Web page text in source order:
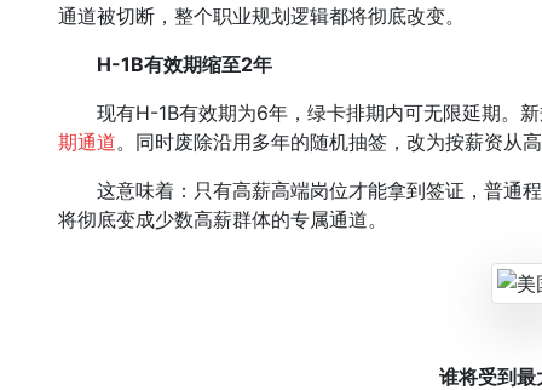
通道被切断，整个职业规划逻辑都将彻底改变。
H-1B有效期缩至2年
现有H-1B有效期为6年，绿卡排期内可无限延期。新
期通道。同时废除沿用多年的随机抽签，改为按薪资从
这意味着：只有高薪高端岗位才能拿到签证，普通
将彻底变成少数高薪群体的专属通道。
谁将受到最